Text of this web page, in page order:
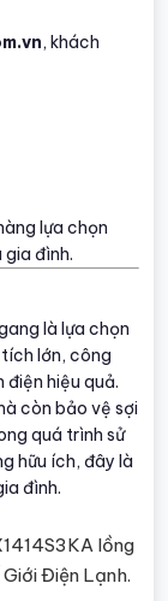
, khách
lựa chọn
gia đình.
là lựa chọn
lớn, công
hiệu quả.
còn bảo vệ sợi
quá trình sử
hữu ích, đây là
đình.
lồng
Điện Lạnh.